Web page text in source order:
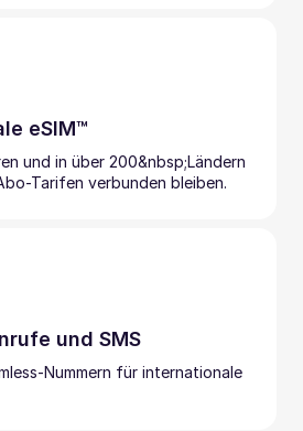
eSIM™
und in über 200&nbsp;Ländern
Tarifen verbunden bleiben.
und SMS
Nummern für internationale